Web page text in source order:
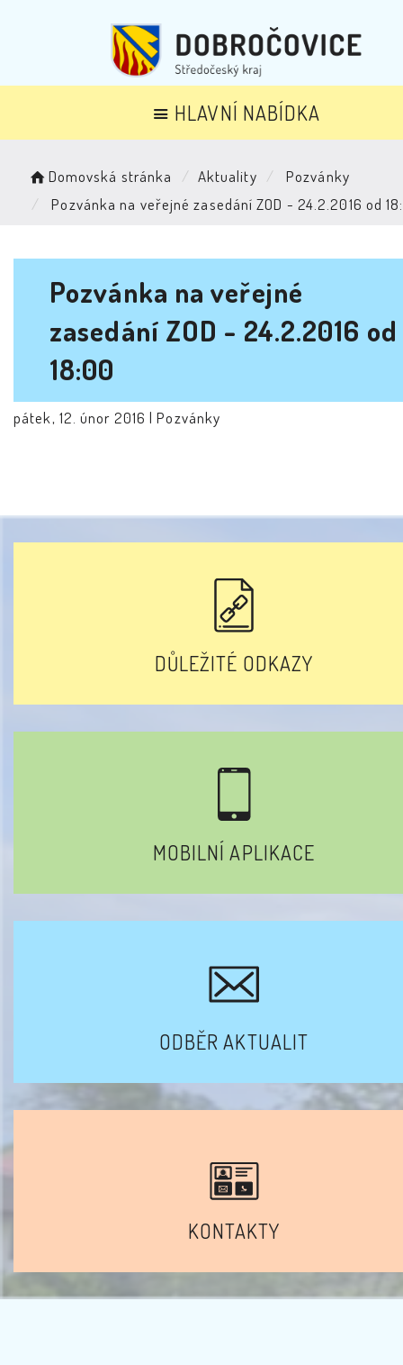
HLAVNÍ NABÍDKA
Domovská stránka Aktuality
Pozvánky
Pozvánka na veřejné zasedání ZOD - 24.2.2016 od
Pozvánka na veřejné
zasedání ZOD - 24.2.2016 od
18:00
pátek, 12. únor 2016 |Pozvánky
DŮLEŽITÉ ODKAZY
MOBILNÍ APLIKACE
ODBĚR AKTUALIT
KONTAKTY